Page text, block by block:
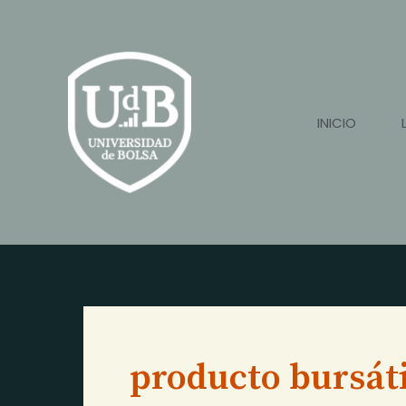
contenido
INICIO
producto